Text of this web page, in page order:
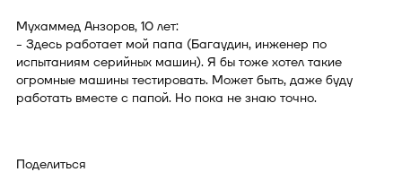
Мухаммед Анзоров, 10 лет:
- Здесь работает мой папа (Багаудин, инженер по
испытаниям серийных машин). Я бы тоже хотел такие
огромные машины тестировать. Может быть, даже буду
работать вместе с папой. Но пока не знаю точно.
Поделиться